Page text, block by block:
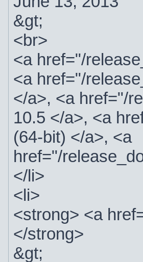
&gt;
<br>
<a href="/
<a href="/
</a>, <a href="/
10.5 </a>, <a
(64-bit) </a>, <a
href="/
</li>
<li>
<strong> <a
</strong>
&gt;